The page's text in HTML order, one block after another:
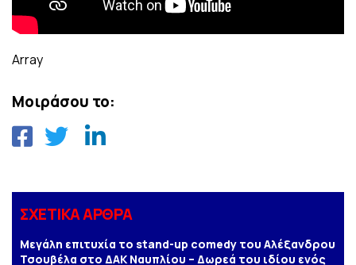
Array
Μοιράσου το:
ΣΧΕΤΙΚΑ ΑΡΘΡΑ
Μεγάλη επιτυχία το stand-up comedy του Αλέξανδρου
Τσουβέλα στο ΔΑΚ Ναυπλίου – Δωρεά του ιδίου ενός